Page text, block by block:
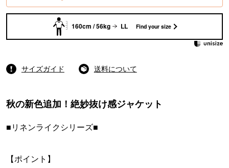
160cm / 56kg LL Find your size
サイズガイド 送料について
秋の新色追加！絶妙抜け感ジャケット
■リネンライクシリーズ■
【ポイント】